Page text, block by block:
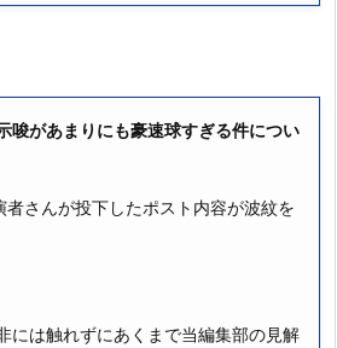
唆があまりにも豪速球すぎる件につい
さんが投下したポスト内容が波紋を
には触れずにあくまで当編集部の見解